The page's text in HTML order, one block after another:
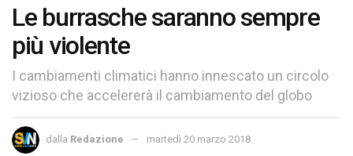
Le burrasche saranno sempre
più violente
I cambiamenti climatici hanno innescato un circolo
vizioso che accelererà il cambiamento del globo
dalla Redazione martedì 20 marzo 2018